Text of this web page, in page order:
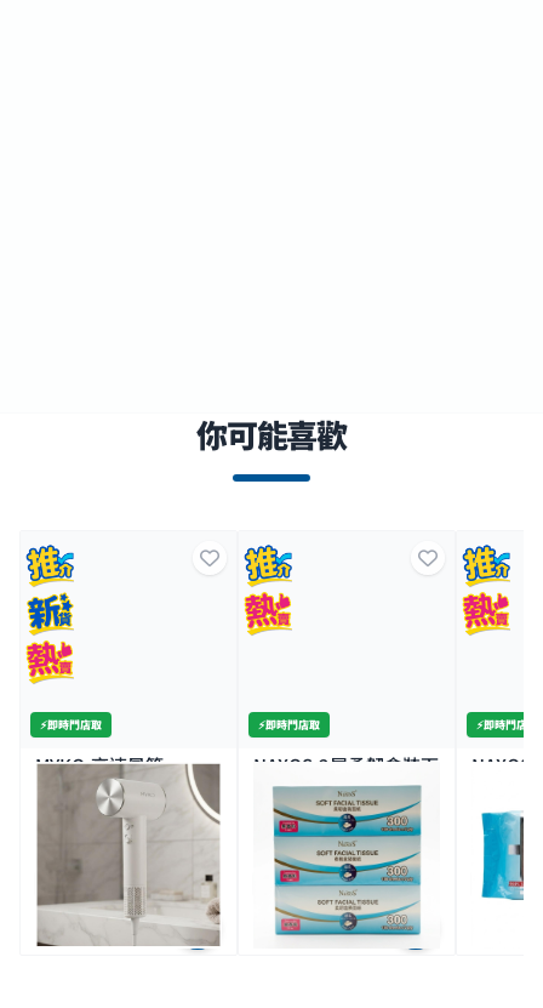
你可能喜歡
⚡️即時門店取
MYKO-高速風筒
1600W
$120.0
⚡️即時門店取
NAXOS-2層柔韌盒裝面
紙3盒裝
$10.0
全場買4送1(共選5件商品)
⚡️即時門店取
8K+
$12.0